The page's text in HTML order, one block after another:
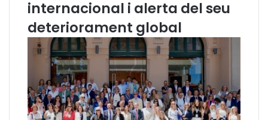
c
i
u
t
a
n
s
o
r
n
a
d
e
s
d
’
internacional i alerta del seu
deteriorament global